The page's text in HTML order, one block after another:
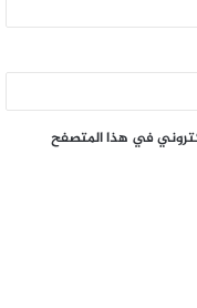
في هذا المتصفح